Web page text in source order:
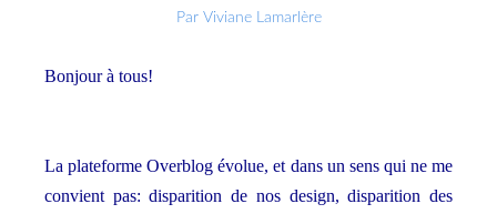
Par Viviane Lamarlère
Bonjour à tous!
La plateforme Overblog évolue, et dans un sens qui ne me
convient pas: disparition de nos design, disparition des